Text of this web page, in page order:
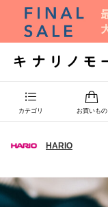
カテゴリ お買いもの
HARIO